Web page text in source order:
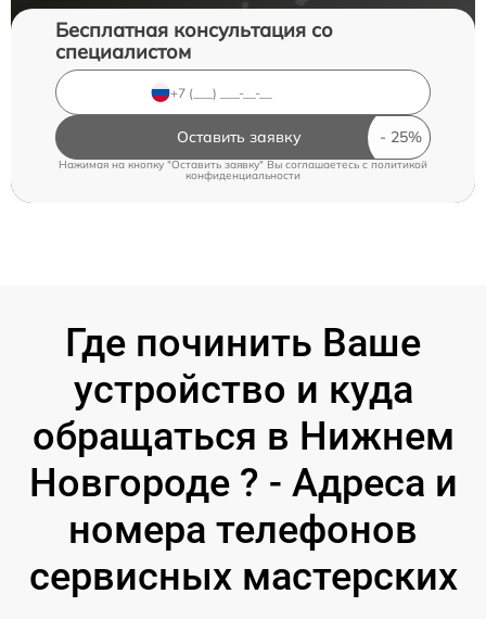
Бесплатная консультация со
специалистом
Оставить заявку
Нажимая на кнопку "Оставить заявку" Вы соглашаетесь c политикой
конфиденциальности
Где починить Ваше
устройство и куда
обращаться в Нижнем
Новгороде ? - Адреса и
номера телефонов
сервисных мастерских